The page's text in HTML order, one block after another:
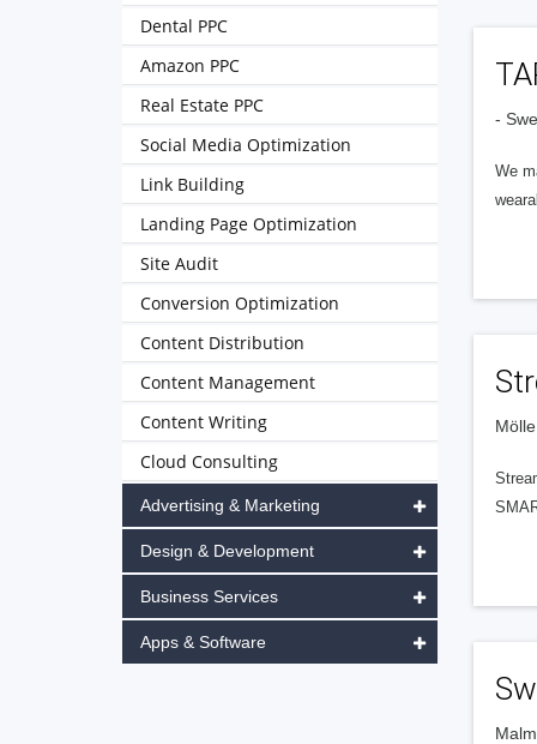
-
We
Dental PPC
Amazon PPC
Real Estate PPC
Social Media Optimization
Link Building
Landing Page Optimization
Site Audit
Conversion Optimization
Content Distribution
Content Management
Content Writing
Cloud Consulting
Advertising & Marketing
Design & Development
Business Services
Apps & Software